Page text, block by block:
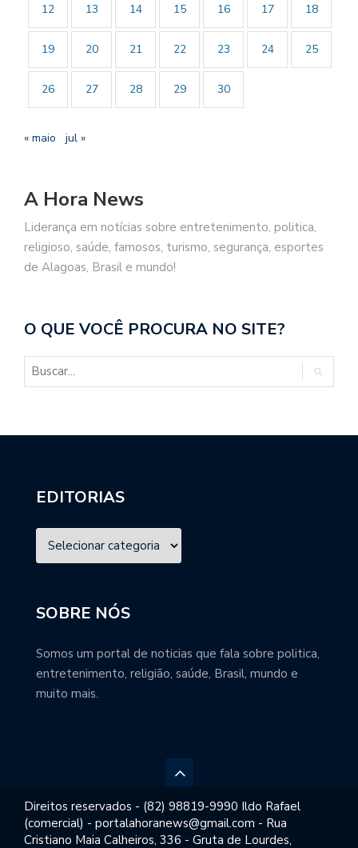
12 13 14 15 16 17 18
19 20 21 22 23 24 25
26 27 28 29 30
« maio jul »
A Hora News
Liderança em notícias sobre entretenimento, politica,
religioso, saúde, famosos, turismo, segurança, esportes
de Alagoas, Brasil e mundo!
O QUE VOCÊ PROCURA NO SITE?
EDITORIAS
SOBRE NÓS
Somos um portal de noticias que fala sobre politica,
entretenimento, religião, saúde, Brasil, mundo e
muito mais.
Direitos reservados - (82) 98819-9990 Ildo Rafael
(comercial) - portalahoranews@gmail.com - Rua
Cristiano Maia Calheiros, 336 - Gruta de Lourdes,